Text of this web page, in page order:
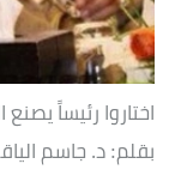
اختاروا رئيساً
بقلم: د. جاسم